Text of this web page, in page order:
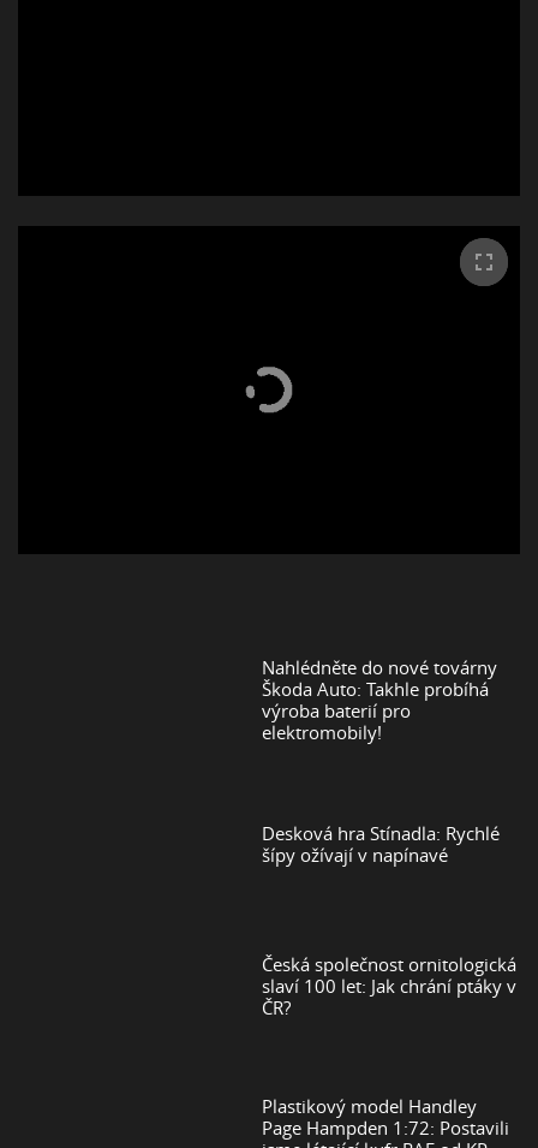
Nahlédněte do nové továrny
Škoda Auto: Takhle probíhá
výroba baterií pro
elektromobily!
Desková hra Stínadla: Rychlé
šípy ožívají v napínavé
Česká společnost ornitologická
slaví 100 let: Jak chrání ptáky v
ČR?
Plastikový model Handley
Page Hampden 1:72: Postavili